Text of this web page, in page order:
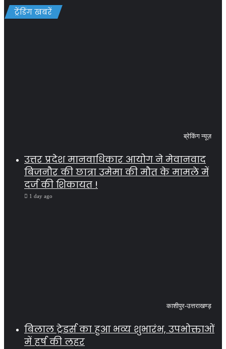
ट्रेंडिंग खबरें
ब्रेकिंग न्यूज़
उत्तर प्रदेश मानवाधिकार आयोग ने मेवानवाद
बिजनौर की छात्रा उमेमा की मौत के मामले में
दर्ज की शिकायत !
1 day ago
काशीपुर-उत्तराखण्ड़
बिलाल ट्रेडर्स का हुआ भव्य शुभारंभ, उपभोक्ताओं
में हर्ष की लहर